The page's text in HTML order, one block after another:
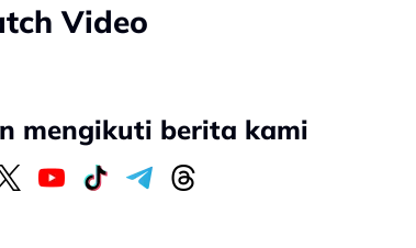
Video
mengikuti berita kami